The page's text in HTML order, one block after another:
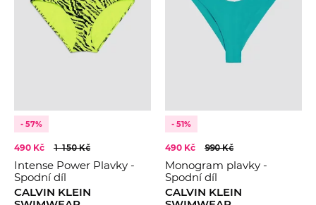
- 57%
490 Kč 1 150 Kč
Intense Power Plavky -
Spodní díl
CALVIN KLEIN
- 51%
490 Kč 990 Kč
Monogram plavky -
Spodní díl
CALVIN KLEIN